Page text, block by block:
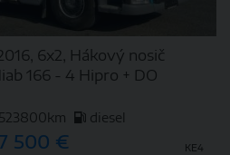
6x2, Hákový nosič
166 - 4 Hipro + DO
523800km diesel
500 € KE4